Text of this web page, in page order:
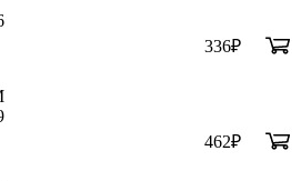
336₽
462₽